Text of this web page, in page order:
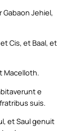
Jehiel,
Cis, et Baal, et
Macelloth.
e
suis.
et Saul genuit